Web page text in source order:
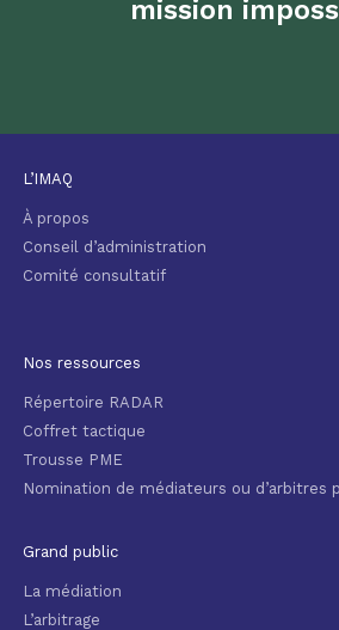
mission
L’IMAQ
À propos
Conseil d’administration
Comité consultatif
Nos ressources
Répertoire RADAR
Coffret tactique
Trousse PME
Nomination de médiateurs ou d’arbitres
Grand public
La médiation
L’arbitrage